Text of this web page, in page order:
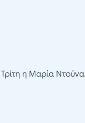
Τρίτη η Μαρία Ντούνα